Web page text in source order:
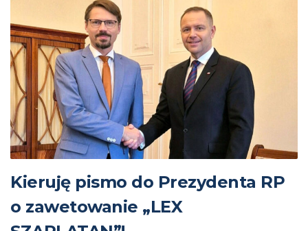
Kieruję pismo do Prezydenta RP
o zawetowanie „LEX